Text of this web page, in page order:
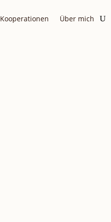
Kooperationen Über mich